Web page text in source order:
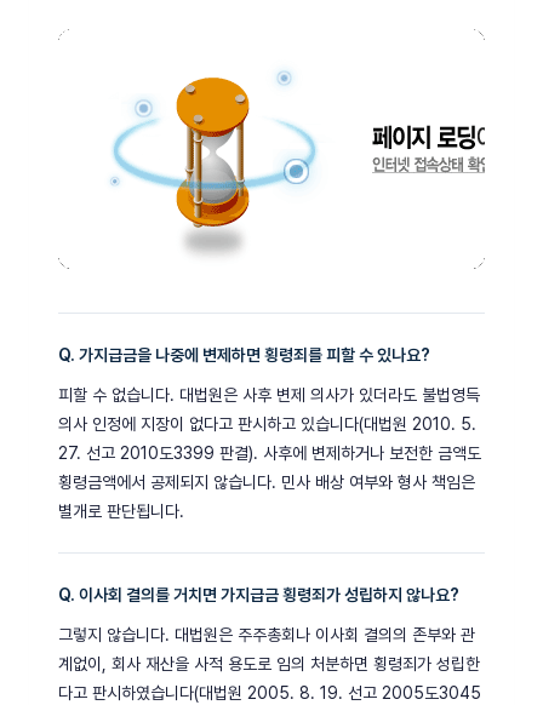
Q. 가지급금을 나중에 변제하면 횡령죄를 피할 수 있나요?
피할 수 없습니다. 대법원은 사후 변제 의사가 있더라도 불법영득
의사 인정에 지장이 없다고 판시하고 있습니다(대법원 2010. 5.
27. 선고 2010도3399 판결). 사후에 변제하거나 보전한 금액도
횡령금액에서 공제되지 않습니다. 민사 배상 여부와 형사 책임은
별개로 판단됩니다.
Q. 이사회 결의를 거치면 가지급금 횡령죄가 성립하지 않나요?
그렇지 않습니다. 대법원은 주주총회나 이사회 결의의 존부와 관
계없이, 회사 재산을 사적 용도로 임의 처분하면 횡령죄가 성립한
다고 판시하였습니다(대법원 2005. 8. 19. 선고 2005도3045